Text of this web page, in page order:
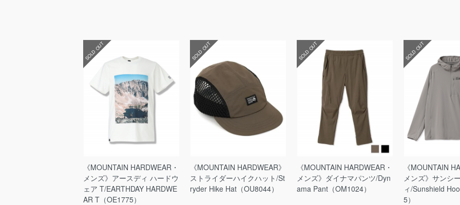
SOLD OUT
《MOUNTAIN HARDWEAR・
メンズ》アースディ ハードウ
ェア T/EARTHDAY HARDWE
AR T（OE1775）
SOLD OUT
《MOUNTAIN HARDWEAR》
ストライダーハイクハット/St
ryder Hike Hat（OU8044）
SOLD OUT
《MOUNTAIN HARDWEAR・
メンズ》ダイナマパンツ/Dyn
ama Pant（OM1024）
SOLD OUT
《MOUNTAIN
メンズ》サンシ
ィ/Sunshield
5）